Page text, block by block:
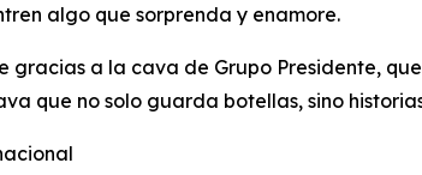
algo que sorprenda y enamore.
gracias a la cava de Grupo Presidente,
que no solo guarda botellas, sino